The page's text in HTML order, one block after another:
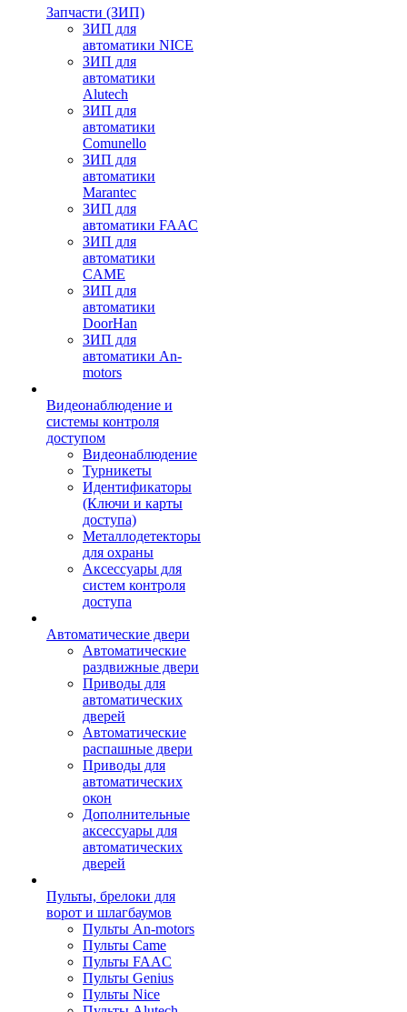
Запчасти (ЗИП)
ЗИП для
автоматики NICE
ЗИП для
автоматики
Alutech
ЗИП для
автоматики
Comunello
ЗИП для
автоматики
Marantec
ЗИП для
автоматики FAAC
ЗИП для
автоматики
CAME
ЗИП для
автоматики
DoorHan
ЗИП для
автоматики An-
motors
Видеонаблюдение и
системы контроля
доступом
Видеонаблюдение
Турникеты
Идентификаторы
(Ключи и карты
доступа)
Металлодетекторы
для охраны
Аксессуары для
систем контроля
доступа
Автоматические двери
Автоматические
раздвижные двери
Приводы для
автоматических
дверей
Автоматические
распашные двери
Приводы для
автоматических
окон
Дополнительные
аксессуары для
автоматических
дверей
Пульты, брелоки для
ворот и шлагбаумов
Пульты An-motors
Пульты Came
Пульты FAAC
Пульты Genius
Пульты Nice